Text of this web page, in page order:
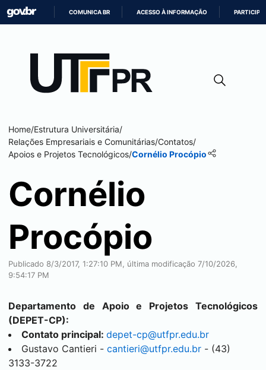
CONTEÚDO
COMUNICA BR ACESSO À INFORMAÇÃO PARTICIPE
Home/Estrutura Universitária/
Relações Empresariais e Comunitárias/Contatos/
Apoios e Projetos Tecnológicos/Cornélio Procópio
Cornélio
Procópio
Publicado 8/3/2017, 1:27:10 PM, última modificação 7/10/2026,
9:54:17 PM
Departamento de Apoio e Projetos Tecnológicos
(DEPET-CP):
Contato principal: depet-cp@utfpr.edu.br
Gustavo Cantieri - cantieri@utfpr.edu.br - (43)
3133-3722